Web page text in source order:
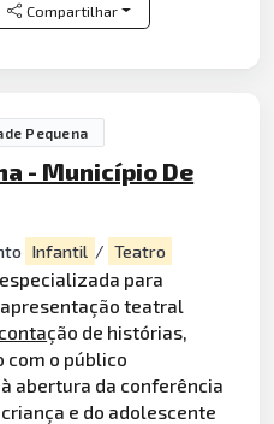
Compartilhar
Pequena
- Município De
Infantil / Teatro
para
teatral
contação de histórias,
com o público
abertura da conferência
e do adolescente